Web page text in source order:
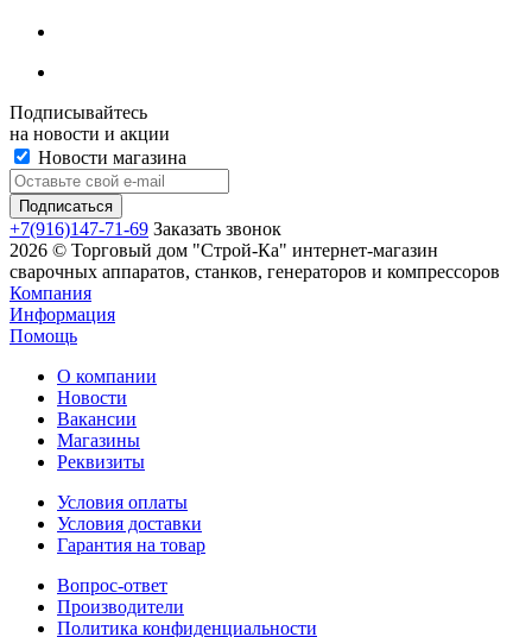
Подписывайтесь
на новости и акции
Новости магазина
+7(916)147-71-69 Заказать звонок
2026 © Торговый дом "Строй-Ка" интернет-магазин
сварочных аппаратов, станков, генераторов и компрессоров
Компания
Информация
Помощь
О компании
Новости
Вакансии
Магазины
Реквизиты
Условия оплаты
Условия доставки
Гарантия на товар
Вопрос-ответ
Производители
Политика конфиденциальности